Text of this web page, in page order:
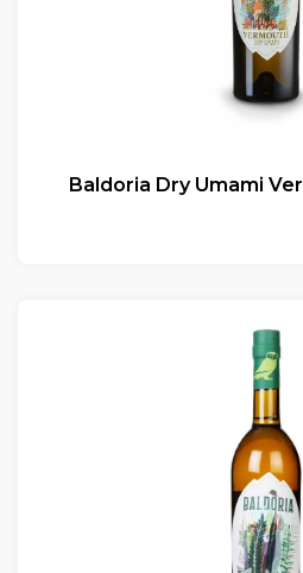
Baldoria Dry Umami